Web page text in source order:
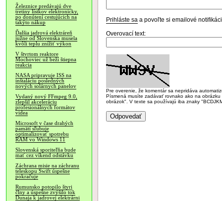
Železnice predávajú dve
tretiny lístkov elektronicky,
po donútení cestujúcich na
takýto nákup
Ďalšia jadrová elektráreň
južne od Slovenska musela
kvôli teplu znížiť výkon
V štvrtom reaktore
Mochoviec už beží štiepna
reakcia
NASA pripravuje ISS na
inštaláciu posledných
nových solárnych panelov
Vydaný nový FFmpeg 9.0,
zlepšil akceleráciu
profesionálnych formátov
videa
Microsoft v čase drahých
pamätí sľubuje
optimalizovať spotrebu
RAM vo Windows 11
Slovenská sporiteľňa bude
mať cez víkend odstávku
Záchrana misie na záchranu
teleskopu Swift úspešne
pokračuje
Rumunsko potopilo štyri
člny a úspešne zvýšilo tok
Dunaja k jadrovej elektrárni
Prihláste sa a povoľte si emailové
Overovací text:
Pre overenie, že komentár sa nepridáva
Písmená musíte zadávať rovnako ako na
obrázok". V texte sa používajú iba znaky